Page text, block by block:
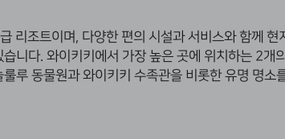
리조트이며, 다양한 편의 시설과 서비스와 함께
습니다. 와이키키에서 가장 높은 곳에 위치하는 2개
루 동물원과 와이키키 수족관을 비롯한 유명 명